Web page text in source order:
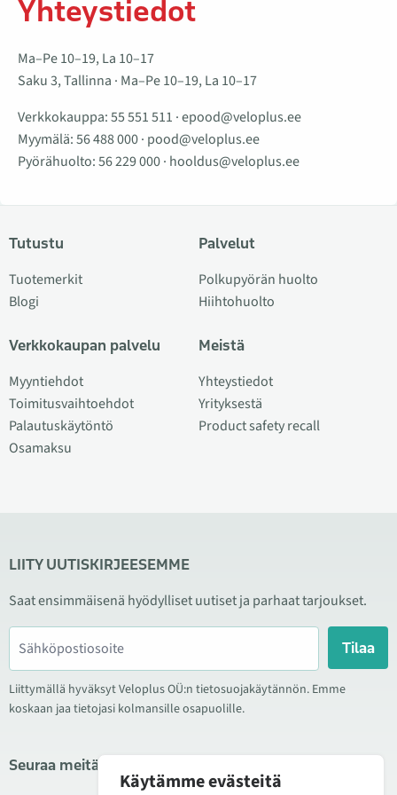
Yhteystiedot
Ma–Pe 10–19, La 10–17
Saku 3, Tallinna · Ma–Pe 10–19, La 10–17
Verkkokauppa:55 551 511 ·epood@veloplus.ee
Myymälä:56 488 000· pood@veloplus.ee
Pyörähuolto:56 229 000· hooldus@veloplus.ee
Tutustu
Tuotemerkit
Blogi
Verkkokaupan palvelu
Myyntiehdot
Toimitusvaihtoehdot
Palautuskäytöntö
Osamaksu
Palvelut
Polkupyörän huolto
Hiihtohuolto
Meistä
Yhteystiedot
Yrityksestä
Product safety recall
LIITY UUTISKIRJEESEMME
Saat ensimmäisenä hyödylliset uutiset ja parhaat tarjoukset.
Tilaa
Liittymällä hyväksyt Veloplus OÜ:n tietosuojakäytännön. Emme
koskaan jaa tietojasi kolmansille osapuolille.
Seuraa meitä sosiaalisessa mediassa
Käytämme evästeitä